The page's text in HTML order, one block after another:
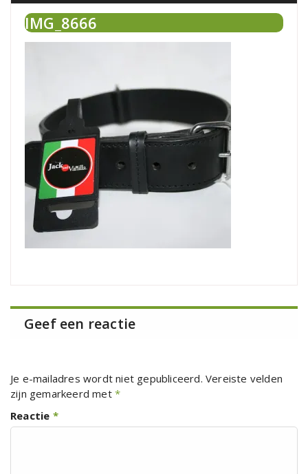
IMG_8666
Geef een reactie
Je e-mailadres wordt niet gepubliceerd. Vereiste velden
zijn gemarkeerd met *
Reactie *